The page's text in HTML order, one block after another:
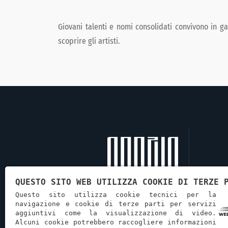
Giovani talenti e nomi consolidati convivono in
scoprire gli artisti.
QUESTO SITO WEB UTILIZZA COOKIE DI TERZE
Questo sito utilizza cookie tecnici per la
navigazione e cookie di terze parti per servizi
aggiuntivi come la visualizzazione di video.
Alcuni cookie potrebbero raccogliere informazioni